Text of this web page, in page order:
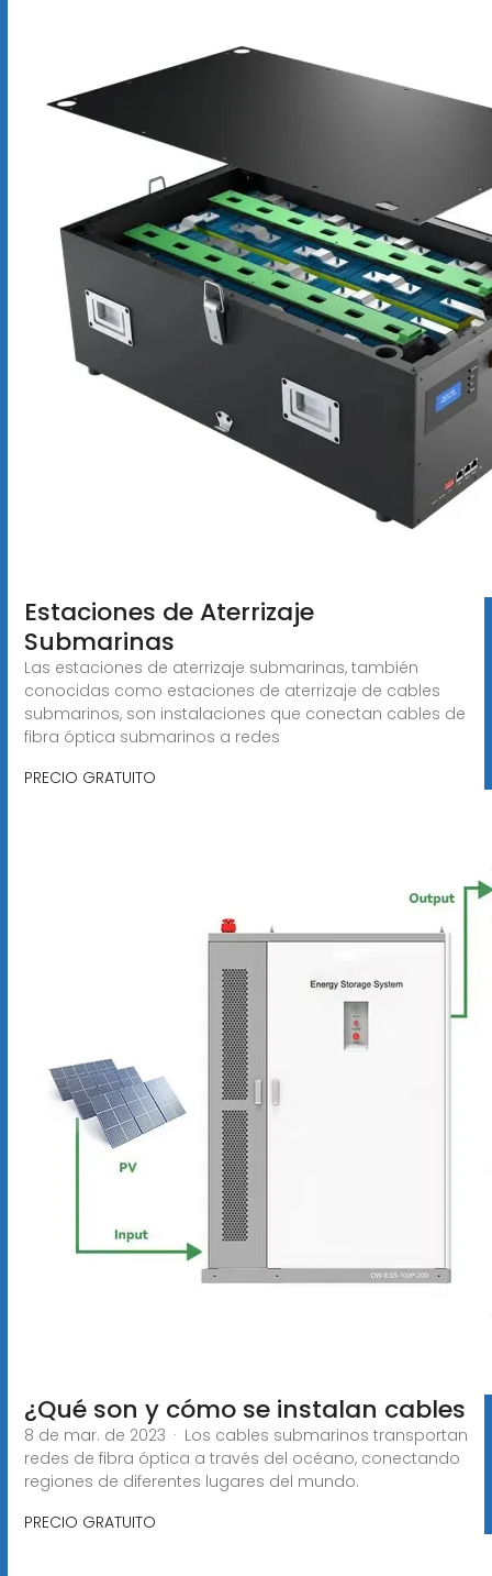
Estaciones de Aterrizaje
Submarinas
Las estaciones de aterrizaje submarinas, también
conocidas como estaciones de aterrizaje de cables
submarinos, son instalaciones que conectan cables de
fibra óptica submarinos a redes
PRECIO GRATUITO
¿Qué son y cómo se instalan cables
8 de mar. de 2023 · Los cables submarinos transportan
redes de fibra óptica a través del océano, conectando
regiones de diferentes lugares del mundo.
PRECIO GRATUITO